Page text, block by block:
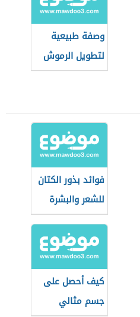
وصفة طبيعية
لتطويل الرموش
فوائد بذور الكتان
للشعر والبشرة
كيف أحصل على
جسم مثالي